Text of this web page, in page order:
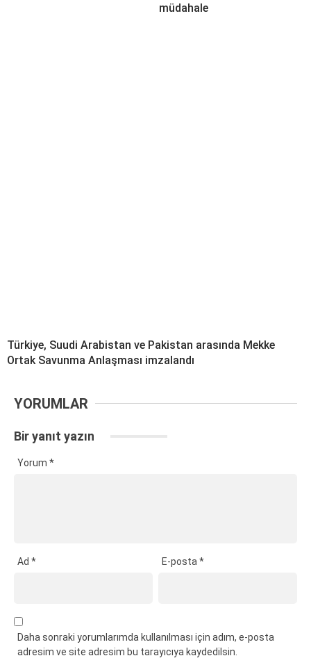
müdahale
Türkiye, Suudi Arabistan ve Pakistan arasında Mekke
Ortak Savunma Anlaşması imzalandı
YORUMLAR
Bir yanıt yazın
Yorum *
Ad * E-posta*
Daha sonraki yorumlarımda kullanılması için adım, e-posta
adresim ve site adresim bu tarayıcıya kaydedilsin.